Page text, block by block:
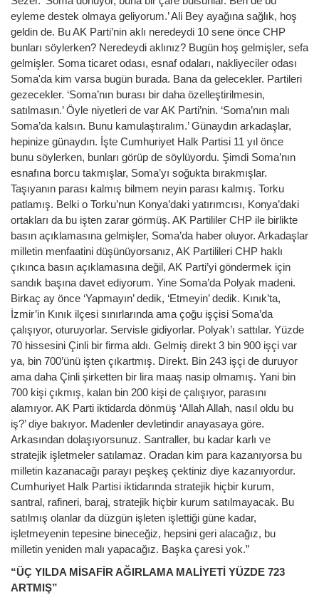
eyleme destek olmaya geliyorum.’ Ali Bey ayağına sağlık, hoş
geldin de. Bu AK Parti’nin aklı neredeydi 10 sene önce CHP
bunları söylerken? Neredeydi aklınız? Bugün hoş gelmişler, sefa
gelmişler. Soma ticaret odası, esnaf odaları, nakliyeciler odası
Soma'da kim varsa bugün burada. Bana da gelecekler. Partileri
gezecekler. ‘Soma’nın burası bir daha özelleştirilmesin,
satılmasın.’ Öyle niyetleri de var AK Parti’nin. ‘Soma’nın malı
Soma’da kalsın. Bunu kamulaştıralım.’ Günaydın arkadaşlar,
hepinize günaydın. İşte Cumhuriyet Halk Partisi 11 yıl önce
bunu söylerken, bunları görüp de söylüyordu. Şimdi Soma’nın
esnafına borcu takmışlar, Soma’yı soğukta bırakmışlar.
Taşıyanın parası kalmış bilmem neyin parası kalmış. Torku
patlamış. Belki o Torku’nun Konya’daki yatırımcısı, Konya’daki
ortakları da bu işten zarar görmüş. AK Partililer CHP ile birlikte
basın açıklamasına gelmişler, Soma’da haber oluyor. Arkadaşlar
milletin menfaatini düşünüyorsanız, AK Partilileri CHP haklı
çıkınca basın açıklamasına değil, AK Parti’yi göndermek için
sandık başına davet ediyorum. Yine Soma’da Polyak madeni.
Birkaç ay önce ‘Yapmayın’ dedik, ‘Etmeyin’ dedik. Kınık’ta,
İzmir’in Kınık ilçesi sınırlarında ama çoğu işçisi Soma’da
çalışıyor, oturuyorlar. Servisle gidiyorlar. Polyak’ı sattılar. Yüzde
70 hissesini Çinli bir firma aldı. Gelmiş direkt 3 bin 900 işçi var
ya, bin 700’ünü işten çıkartmış. Direkt. Bin 243 işçi de duruyor
ama daha Çinli şirketten bir lira maaş nasip olmamış. Yani bin
700 kişi çıkmış, kalan bin 200 kişi de çalışıyor, parasını
alamıyor. AK Parti iktidarda dönmüş ‘Allah Allah, nasıl oldu bu
iş?’ diye bakıyor. Madenler devletindir anayasaya göre.
Arkasından dolaşıyorsunuz. Santraller, bu kadar karlı ve
stratejik işletmeler satılamaz. Oradan kim para kazanıyorsa bu
milletin kazanacağı parayı peşkeş çektiniz diye kazanıyordur.
Cumhuriyet Halk Partisi iktidarında stratejik hiçbir kurum,
santral, rafineri, baraj, stratejik hiçbir kurum satılmayacak. Bu
satılmış olanlar da düzgün işleten işlettiği güne kadar,
işletmeyenin tepesine bineceğiz, hepsini geri alacağız, bu
milletin yeniden malı yapacağız. Başka çaresi yok.”
“ÜÇ YILDA MİSAFİR AĞIRLAMA MALİYETİ YÜZDE 723
ARTMIŞ”